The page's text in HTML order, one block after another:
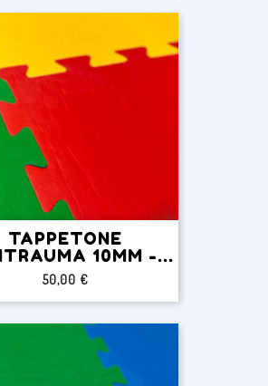
TAPPETONE
10MM -...
Prezzo
50,00 €